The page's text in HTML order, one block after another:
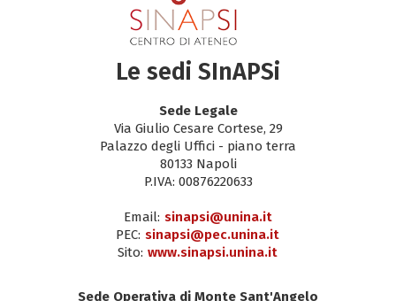
Le sedi SInAPSi
Sede Legale
Via Giulio Cesare Cortese, 29
Palazzo degli Uffici - piano terra
80133 Napoli
P.IVA: 00876220633
Email: sinapsi@unina.it
PEC: sinapsi@pec.unina.it
Sito: www.sinapsi.unina.it
Sede Operativa di Monte Sant'Angelo